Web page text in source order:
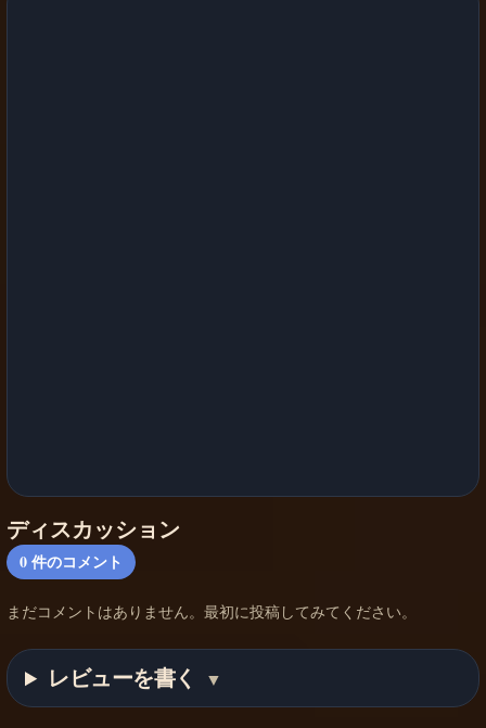
ディスカッション
0件のコメント
まだコメントはありません。最初に投稿してみてください。
レビューを書く ▼